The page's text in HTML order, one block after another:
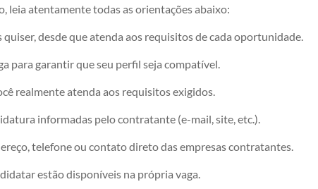
leia atentamente todas as orientações abaixo:
quiser, desde que atenda aos requisitos de cada oportunidade.
para garantir que seu perfil seja compatível.
realmente atenda aos requisitos exigidos.
informadas pelo contratante (e-mail, site, etc.).
telefone ou contato direto das empresas contratantes.
estão disponíveis na própria vaga.